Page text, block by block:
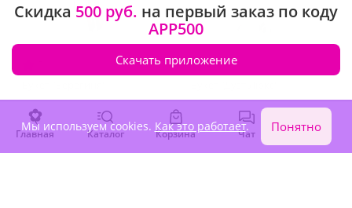
11 100 ₽
4.9(86)
6 480 ₽
Главная Каталог Корзина Чат Войти
Скидка 500 руб. на первый заказ по коду
APP500
Скачать приложение
Мы используем cookies. Как это работает. Понятно